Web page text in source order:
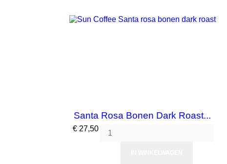
Santa Rosa Bonen Dark Roast...
Prijs
€ 27,50